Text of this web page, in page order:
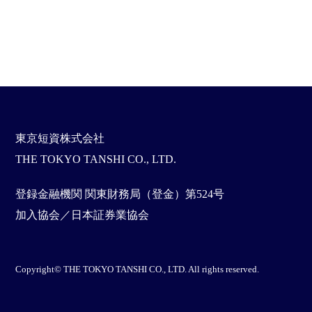
東京短資株式会社
THE TOKYO TANSHI CO., LTD.
登録金融機関 関東財務局（登金）第524号
加入協会／日本証券業協会
Copyright© THE TOKYO TANSHI CO., LTD. All rights reserved.